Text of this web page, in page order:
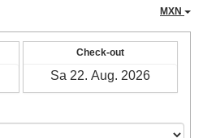
MXN
Check-out